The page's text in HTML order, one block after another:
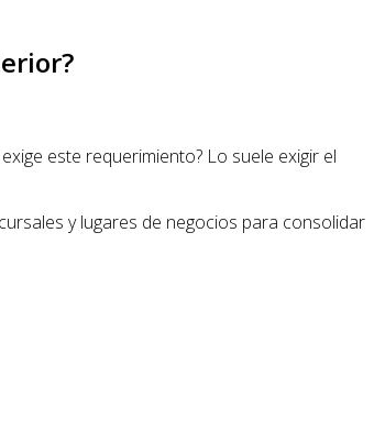
este requerimiento? Lo suele exigir el
y lugares de negocios para consolidar